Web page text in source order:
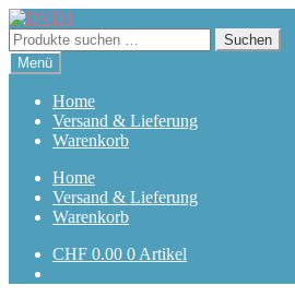
Zur
Navigation
springen
Zum
Inhalt
springen
Suchen
nach:
Suchen
Menü
Home
Versand & Lieferung
Warenkorb
Home
Versand & Lieferung
Warenkorb
CHF 0.00 0 Artikel